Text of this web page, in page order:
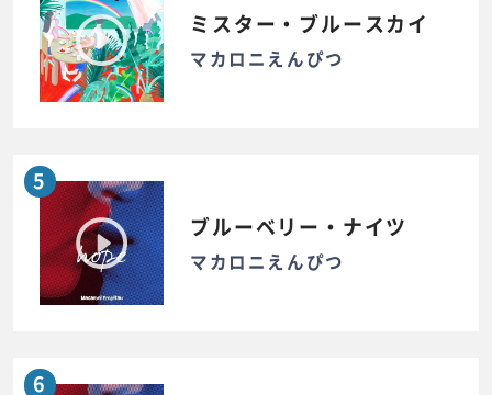
ミスター・ブルースカイ
マカロニえんぴつ
5
ブルーベリー・ナイツ
マカロニえんぴつ
6